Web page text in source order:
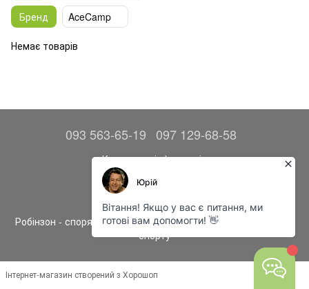
Бренд
AceCamp
Немає товарів
093 563-65-19 097 129-68-58
Контактна інформація
Повна версія сайту
© 2014—2026
Робінзон - спорядження, одяг та аксесуари для туризму та
спорту
Інтернет-магазин створений з Хорошоп